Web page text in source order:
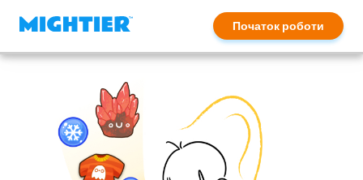
Початок роботи